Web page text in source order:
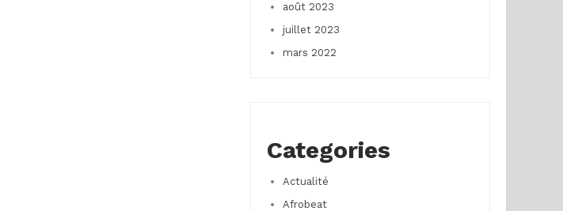
août 2023
juillet 2023
mars 2022
Categories
Actualité
Afrobeat